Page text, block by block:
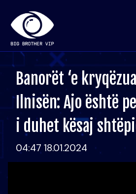
Banorët ‘e
Ilnisën: Ajo është
i duhet kësaj
04:47 18.01.2024